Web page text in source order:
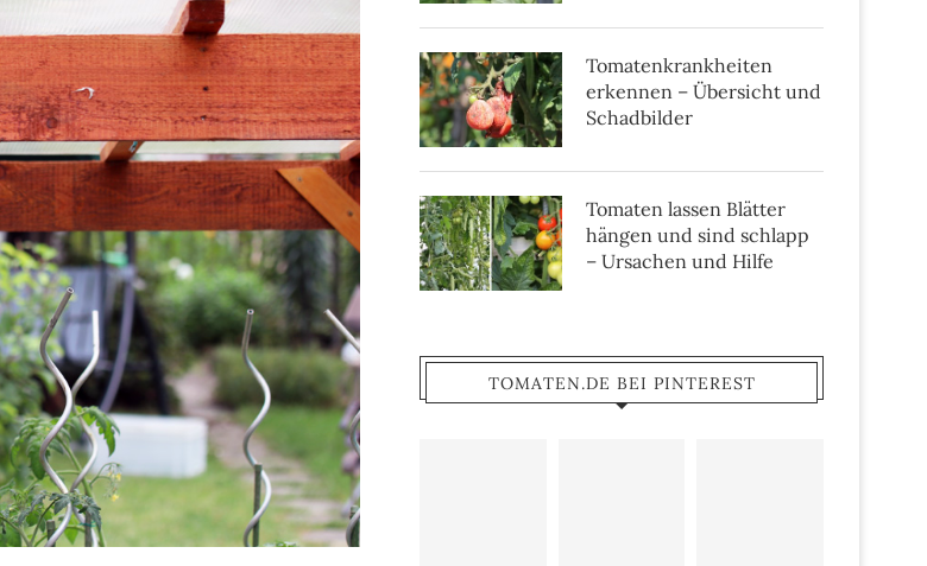
Tomatenkrankheiten
erkennen – Übersicht und
Schadbilder
Tomaten lassen Blätter
hängen und sind schlapp
– Ursachen und Hilfe
TOMATEN.DE BEI PINTEREST